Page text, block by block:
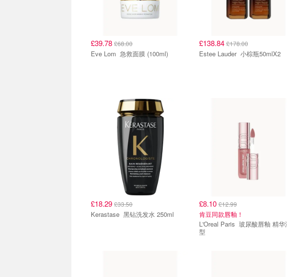
£39.78 £68.00
Eve Lom 急救面膜 (100ml)
£138.84£178.00
Estee Lauder 小棕瓶50mlX2
£18.29 £33.50
Kerastase 黑钻洗发水 250ml
£8.10£12.99
肯豆同款唇釉！
L'Oreal Paris 玻尿酸唇釉 精华滋润
型